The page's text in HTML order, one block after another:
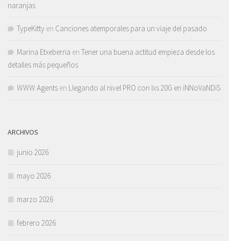
naranjas
TypeKitty en Canciones atemporales para un viaje del pasado
Marina Etxeberria en Tener una buena actitud empieza desde los
detalles más pequeños
WWW Agents en Llegando al nivel PRO con lxs 20G en iNNoVaNDiS
ARCHIVOS
junio 2026
mayo 2026
marzo 2026
febrero 2026